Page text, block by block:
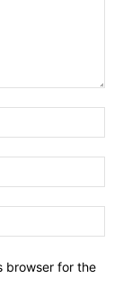
browser for the